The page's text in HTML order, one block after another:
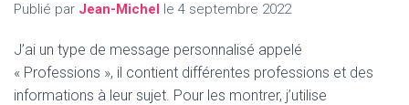
Publié par Jean-Michel le 4 septembre 2022
J’ai un type de message personnalisé appelé
« Professions », il contient différentes professions et des
informations à leur sujet. Pour les montrer, j’utilise